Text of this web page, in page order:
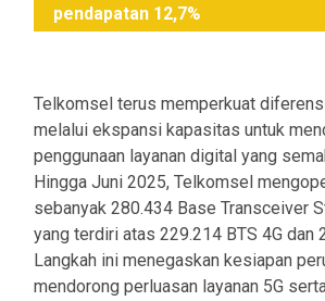
pendapatan 12,7%
Telkomsel terus memperkuat
melalui ekspansi kapasitas untuk
penggunaan layanan digital yang
Hingga Juni 2025, Telkomsel
sebanyak 280.434 Base Transceiver
yang terdiri atas 229.214 BTS 4G dan
Langkah ini menegaskan kesiapan
mendorong perluasan layanan 5G